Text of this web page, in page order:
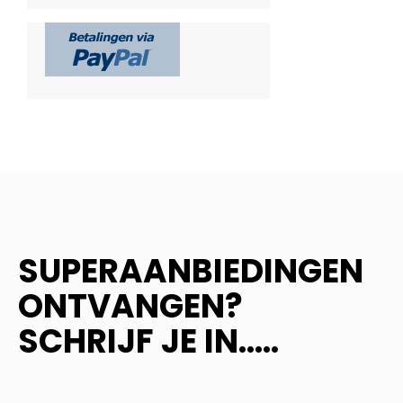
SUPERAANBIEDINGEN
ONTVANGEN?
SCHRIJF JE IN.....